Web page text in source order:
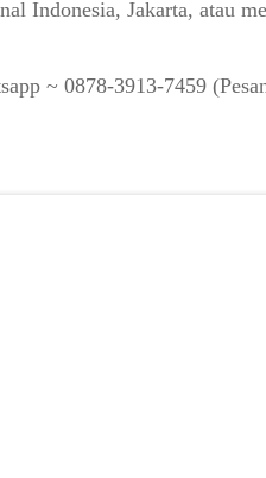
Indonesia, Jakarta, atau
~ 0878-3913-7459